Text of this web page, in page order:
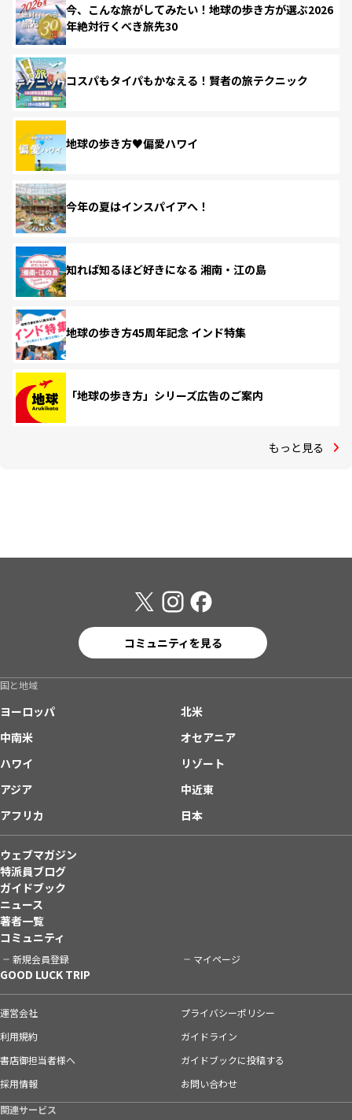
今、こんな旅がしてみたい！地球の歩き方が選ぶ2026
年絶対行くべき旅先30
コスパもタイパもかなえる！賢者の旅テクニック
地球の歩き方♥偏愛ハワイ
今年の夏はインスパイアへ！
知れば知るほど好きになる 湘南・江の島
地球の歩き方45周年記念 インド特集
「地球の歩き方」シリーズ広告のご案内
もっと見る
コミュニティを見る
国と地域
ヨーロッパ
北米
中南米
オセアニア
ハワイ
リゾート
アジア
中近東
アフリカ
日本
ウェブマガジン
特派員ブログ
ガイドブック
ニュース
著者一覧
コミュニティ
新規会員登録 マイページ
GOOD LUCK TRIP
運営会社
プライバシーポリシー
利用規約
ガイドライン
書店御担当者様へ
ガイドブックに投稿する
採用情報
お問い合わせ
関連サービス